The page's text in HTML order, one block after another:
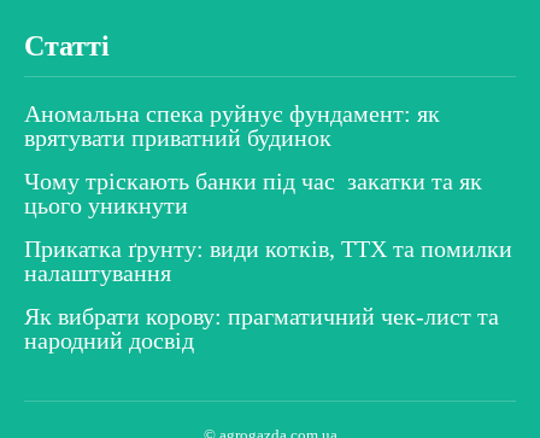
Статті
Аномальна спека руйнує фундамент: як
врятувати приватний будинок
Чому тріскають банки під час закатки та як
цього уникнути
Прикатка ґрунту: види котків, ТТХ та помилки
налаштування
Як вибрати корову: прагматичний чек-лист та
народний досвід